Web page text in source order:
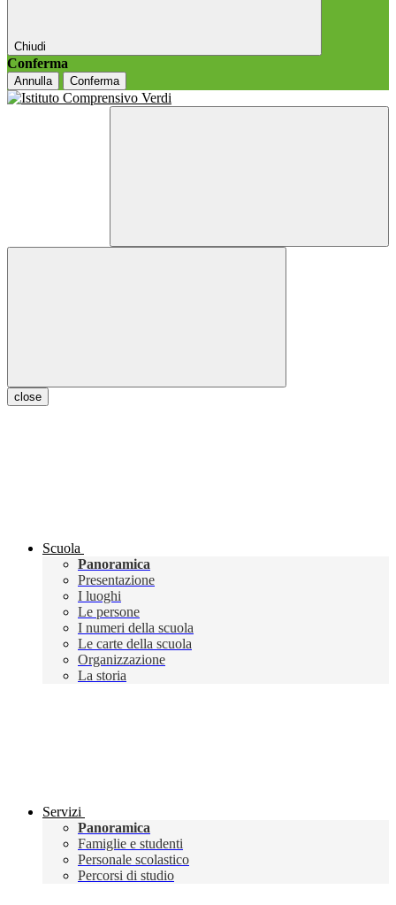
Chiudi
Conferma
Annulla Conferma
close
Scuola
Panoramica
Presentazione
I luoghi
Le persone
I numeri della scuola
Le carte della scuola
Organizzazione
La storia
Servizi
Panoramica
Famiglie e studenti
Personale scolastico
Percorsi di studio